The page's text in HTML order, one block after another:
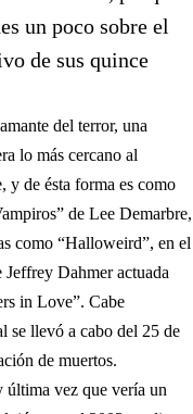
un poco sobre el
de sus quince
del terror, una
lo más cercano al
y de ésta forma es como
de Lee Demarbre,
como “Halloweird”, en el
Jeffrey Dahmer actuada
in Love”. Cabe
se llevó a cabo del 25 de
de muertos.
última vez que vería un